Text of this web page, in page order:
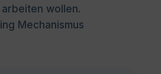
wollen.
Mechanismus